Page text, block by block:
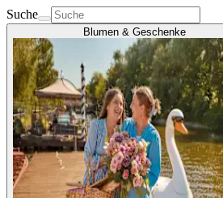
Suche
Blumen & Geschenke